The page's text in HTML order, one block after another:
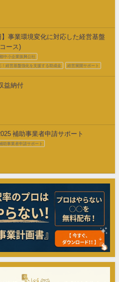
】事業環境変化に対応した経営基盤
ース)
中小企業振興公社
！経営基盤強化を支援する助成金 経営展開サポート
益納付
補助事業者申請サポート
助事業者申請サポート